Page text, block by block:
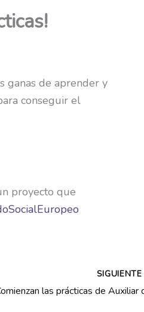
ganas de aprender y
conseguir el
proyecto que
SIGUIENTE